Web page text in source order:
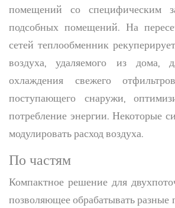
помещений со специфическим
подсобных помещений. На
сетей теплообменник
воздуха, удаляемого из дома,
охлаждения свежего
поступающего снаружи,
потребление энергии. Некоторые
модулировать расход воздуха.
По частям
Компактное решение для
позволяющее обрабатывать